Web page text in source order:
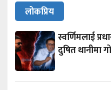
लोकप्रिय
स्वर्णिमलाई
दुषित थानीमा